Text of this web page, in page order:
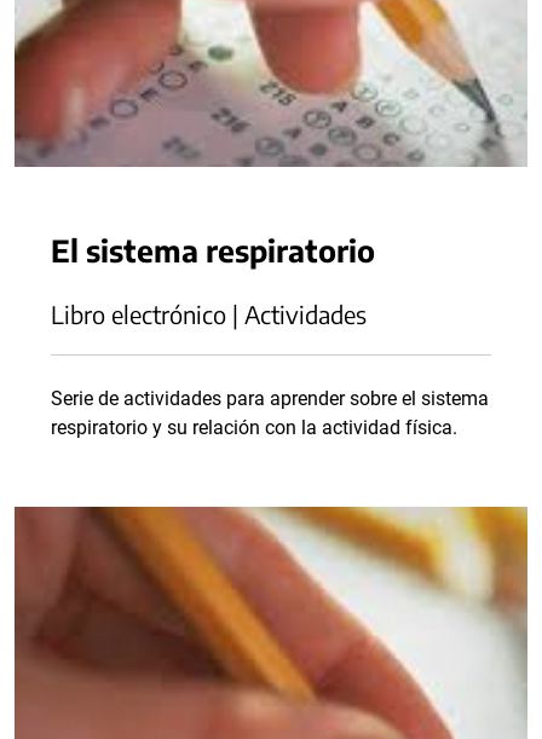
El sistema respiratorio
Libro electrónico | Actividades
Serie de actividades para aprender sobre el sistema
respiratorio y su relación con la actividad física.